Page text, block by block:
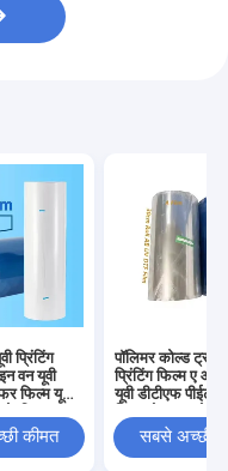
प्रिंटिंग
वन यूवी
फिल्म यूवी
कीमत
पॉलिमर कोल्ड
प्रिंटिंग फिल्म ए और
यूवी डीटीएफ पीईटी
सबसे अच्छी